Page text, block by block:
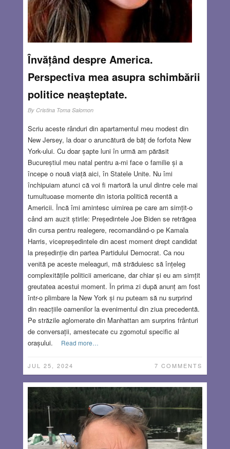
Învățând despre America.
Perspectiva mea asupra schimbării
politice neașteptate.
By Cristina Toma Salomon
Scriu aceste rânduri din apartamentul meu modest din
New Jersey, la doar o aruncătură de băț de forfota New
York-ului. Cu doar șapte luni în urmă am părăsit
Bucureștiul meu natal pentru a-mi face o familie și a
începe o nouă viață aici, în Statele Unite. Nu îmi
închipuiam atunci că voi fi martoră la unul dintre cele mai
tumultuoase momente din istoria politică recentă a
Americii. Încă îmi amintesc uimirea pe care am simțit-o
când am auzit știrile: Președintele Joe Biden se retrăgea
din cursa pentru realegere, recomandând-o pe Kamala
Harris, vicepreședintele din acest moment drept candidat
la președinție din partea Partidului Democrat. Ca nou
venită pe aceste meleaguri, mă străduiesc să înțeleg
complexitățile politicii americane, dar chiar și eu am simțit
greutatea acestui moment. În prima zi după anunț am fost
într-o plimbare la New York și nu puteam să nu surprind
din reacțiile oamenilor la evenimentul din ziua precedentă.
Pe străzile aglomerate din Manhattan am surprins frânturi
de conversații, amestecate cu zgomotul specific al
orașului.
Read more…
JUL 25, 2024 7 COMMENTS